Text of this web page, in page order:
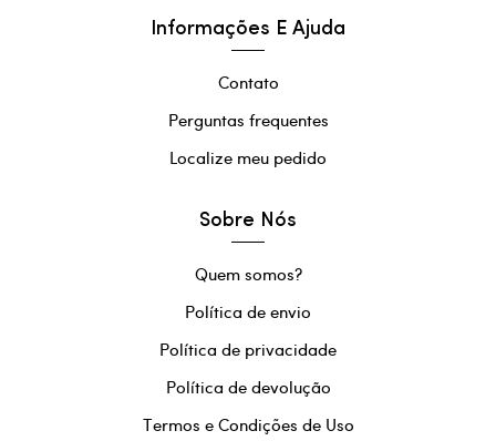
Informações E Ajuda
Contato
Perguntas frequentes
Localize meu pedido
Sobre Nós
Quem somos?
Política de envio
Política de privacidade
Política de devolução
Termos e Condições de Uso